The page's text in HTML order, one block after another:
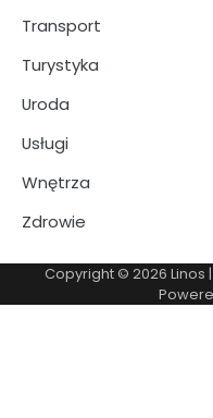
Transport
Turystyka
Uroda
Usługi
Wnętrza
Zdrowie
Copyright © 2026 Linos